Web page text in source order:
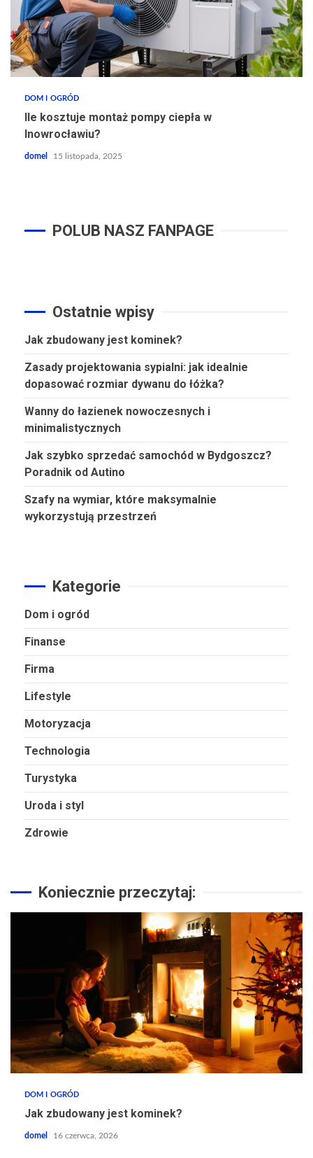
DOM I OGRÓD
Ile kosztuje montaż pompy ciepła w
Inowrocławiu?
domel 15 listopada, 2025
POLUB NASZ FANPAGE
Ostatnie wpisy
Jak zbudowany jest kominek?
Zasady projektowania sypialni: jak idealnie
dopasować rozmiar dywanu do łóżka?
Wanny do łazienek nowoczesnych i
minimalistycznych
Jak szybko sprzedać samochód w Bydgoszcz?
Poradnik od Autino
Szafy na wymiar, które maksymalnie
wykorzystują przestrzeń
Kategorie
Dom i ogród
Finanse
Firma
Lifestyle
Motoryzacja
Technologia
Turystyka
Uroda i styl
Zdrowie
Koniecznie przeczytaj:
DOM I OGRÓD
Jak zbudowany jest kominek?
domel 16 czerwca, 2026